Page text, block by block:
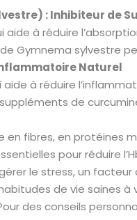
: Inhibiteur de
à réduire
Gymnema sylvestre
Naturel
à réduire
de
fibres, en protéines
pour réduire
le stress, un
de vie saines
des conseils